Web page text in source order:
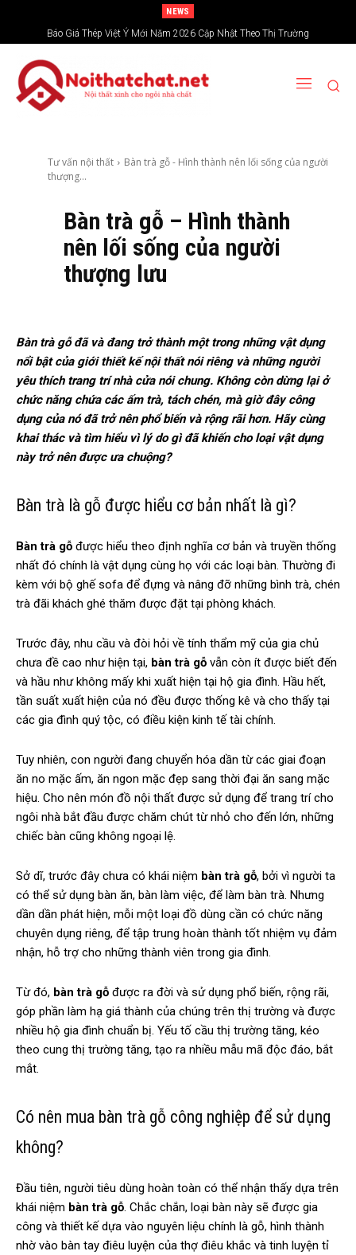
NEWS
Báo Giá Thép Việt Ý Mới Năm 2026 Cập Nhật Theo Thị Trường
Giá Rượu Vang Đỏ Hiện Nay Bao Nhiêu? Vì Sao Chênh Lệch Lớn
Tư vấn nội thất
Bàn trà gỗ - Hình thành nên lối sống của người
thượng...
Bàn trà gỗ – Hình thành
nên lối sống của người
thượng lưu
Bàn trà gỗ đã và đang trở thành một trong những vật dụng
nổi bật của giới thiết kế nội thất nói riêng và những người
yêu thích trang trí nhà cửa nói chung. Không còn dừng lại ở
chức năng chứa các ấm trà, tách chén, mà giờ đây công
dụng của nó đã trở nên phổ biến và rộng rãi hơn. Hãy cùng
khai thác và tìm hiểu vì lý do gì đã khiến cho loại vật dụng
này trở nên được ưa chuộng?
Bàn trà là gỗ được hiểu cơ bản nhất là gì?
Bàn trà gỗ được hiểu theo định nghĩa cơ bản và truyền thống
nhất đó chính là vật dụng cùng họ với các loại bàn. Thường đi
kèm với bộ ghế sofa để đựng và nâng đỡ những bình trà, chén
trà đãi khách ghé thăm được đặt tại phòng khách.
Trước đây, nhu cầu và đòi hỏi về tính thẩm mỹ của gia chủ
chưa đề cao như hiện tại, bàn trà gỗ vẫn còn ít được biết đến
và hầu như không mấy khi xuất hiện tại hộ gia đình. Hầu hết,
tần suất xuất hiện của nó đều được thống kê và cho thấy tại
các gia đình quý tộc, có điều kiện kinh tế tài chính.
Tuy nhiên, con người đang chuyển hóa dần từ các giai đoạn
ăn no mặc ấm, ăn ngon mặc đẹp sang thời đại ăn sang mặc
hiệu. Cho nên món đồ nội thất được sử dụng để trang trí cho
ngôi nhà bắt đầu được chăm chút từ nhỏ cho đến lớn, những
chiếc bàn cũng không ngoại lệ.
Sở dĩ, trước đây chưa có khái niệm bàn trà gỗ, bởi vì người ta
có thể sử dụng bàn ăn, bàn làm việc, để làm bàn trà. Nhưng
dần dần phát hiện, mỗi một loại đồ dùng cần có chức năng
chuyên dụng riêng, để tập trung hoàn thành tốt nhiệm vụ đảm
nhận, hỗ trợ cho những thành viên trong gia đình.
Từ đó, bàn trà gỗ được ra đời và sử dụng phổ biến, rộng rãi,
góp phần làm hạ giá thành của chúng trên thị trường và được
nhiều hộ gia đình chuẩn bị. Yếu tố cầu thị trường tăng, kéo
theo cung thị trường tăng, tạo ra nhiều mẫu mã độc đáo, bắt
mắt.
Có nên mua bàn trà gỗ công nghiệp để sử dụng
không?
Đầu tiên, người tiêu dùng hoàn toàn có thể nhận thấy dựa trên
khái niệm bàn trà gỗ. Chắc chắn, loại bàn này sẽ được gia
công và thiết kế dựa vào nguyên liệu chính là gỗ, hình thành
nhờ vào bàn tay điêu luyện của thợ điêu khắc và tinh luyện tỉ